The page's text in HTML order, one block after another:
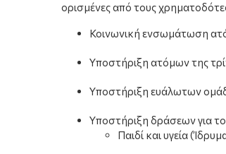
ορισμένες από τους
Κοινωνική ενσωμάτωση
Υποστήριξη ατόμων της
Υποστήριξη ευάλωτων
Υποστήριξη δράσεων για το
Παιδί και υγεία